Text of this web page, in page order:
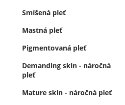
Smíšená pleť
Mastná pleť
Pigmentovaná pleť
Demanding skin - náročná
pleť
Mature skin - náročná pleť